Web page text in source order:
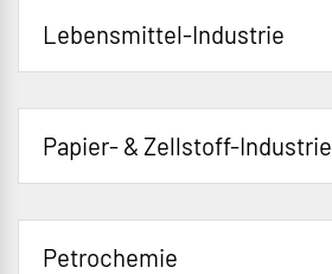
Lebensmittel-Industrie
Papier- & Zellstoff-Industrie
Petrochemie